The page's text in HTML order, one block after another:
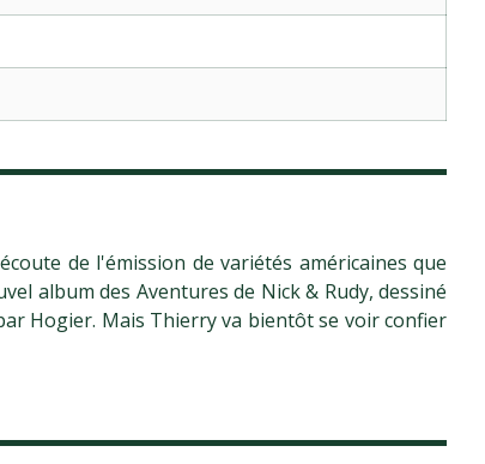
de l'émission de variétés américaines que
album des Aventures de Nick & Rudy, dessiné
Hogier. Mais Thierry va bientôt se voir confier